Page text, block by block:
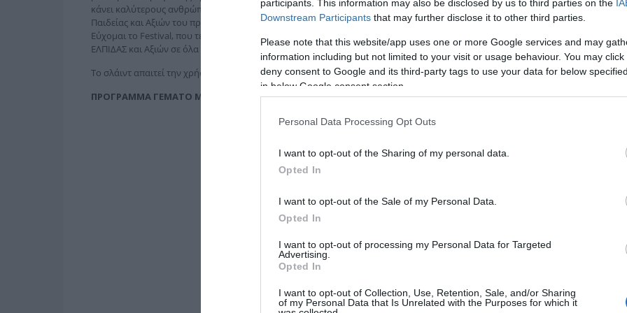
participants. This information may also be disclosed by us to third parties on the
Downstream Participants that may further disclose it to other third parties.
Please note that this website/app uses one or more Google services and may
information including but not limited to your visit or usage behaviour. You may
deny consent to Google and its third-party tags to use your data for below
in below Google consent section.
Personal Data Processing Opt Outs
I want to opt-out of the Sharing of my personal data.
Opted In
I want to opt-out of the Sale of my Personal Data.
Opted In
I want to opt-out of processing my Personal Data for Targeted
Advertising.
Opted In
I want to opt-out of Collection, Use, Retention, Sale, and/or Sharing
of my Personal Data that Is Unrelated with the Purposes for which it
κάνει καλύτερους ανθρώπους. Καλή επιτυχία στα παιδιά του ΕΛΠΙΔΑ που συμμετέχουν στις δράσεις Αθλητικής
Παιδείας και Αξιών του προγράμματος ΔΗΜΗΤΡΙΟΣ ΒΙΚΕΛΑΣ κατά τη διάρκεια του4ουElpidaSummer Festival.
Εύχομαι το Festival, που τελεί υπό την αιγίδα του Υπουργείου μας, να γίνεται κάθε χρόνο στέλνοντας μήνυμα
ΕΛΠΙΔΑΣ και Αξιών σε όλα τα παιδιά του κόσμου!» δήλωσε οκύριος Βρούτσης.
Το σλάιντ απαιτεί την χρήση JavaScript.
ΠΡΟΓΡΑΜΜΑ ΓΕΜΑΤΟ ΜΕ ΠΡΩΤΟΤΥΠΕΣ ΔΡΑΣΕΙΣ